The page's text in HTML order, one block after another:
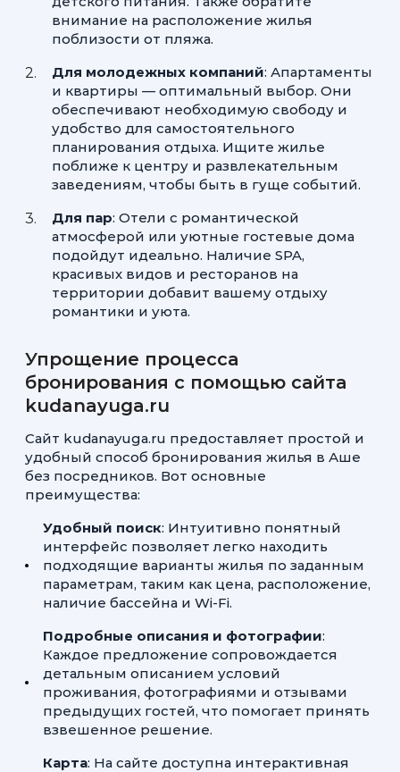
внимание на расположение жилья
поблизости от пляжа.
Для молодежных компаний: Апартаменты
и квартиры — оптимальный выбор. Они
обеспечивают необходимую свободу и
удобство для самостоятельного
планирования отдыха. Ищите жилье
поближе к центру и развлекательным
заведениям, чтобы быть в гуще событий.
Для пар: Отели с романтической
атмосферой или уютные гостевые дома
подойдут идеально. Наличие SPA,
красивых видов и ресторанов на
территории добавит вашему отдыху
романтики и уюта.
Упрощение процесса
бронирования с помощью сайта
kudanayuga.ru
Сайт kudanayuga.ru предоставляет простой и
удобный способ бронирования жилья в Аше
без посредников. Вот основные
преимущества:
Удобный поиск: Интуитивно понятный
интерфейс позволяет легко находить
подходящие варианты жилья по заданным
параметрам, таким как цена, расположение,
наличие бассейна и Wi-Fi.
Подробные описания и фотографии:
Каждое предложение сопровождается
детальным описанием условий
проживания, фотографиями и отзывами
предыдущих гостей, что помогает принять
взвешенное решение.
Карта: На сайте доступна интерактивная